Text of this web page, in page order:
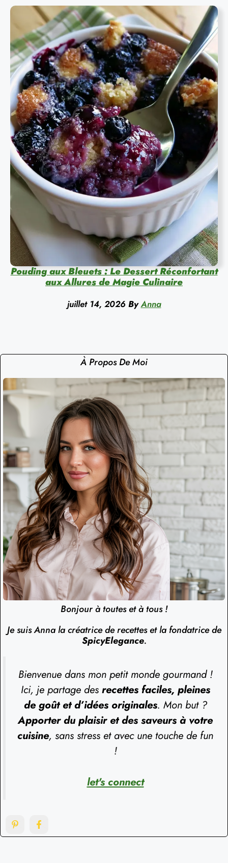
Pouding aux Bleuets : Le Dessert Réconfortant
aux Allures de Magie Culinaire
juillet 14, 2026 By Anna
À Propos De Moi
Bonjour à toutes et à tous !
Je suis Anna la créatrice de recettes et la fondatrice de
SpicyElegance.
Bienvenue dans mon petit monde gourmand !
Ici, je partage des recettes faciles, pleines
de goût et d’idées originales. Mon but ?
Apporter du plaisir et des saveurs à votre
cuisine, sans stress et avec une touche de fun
!
let's connect